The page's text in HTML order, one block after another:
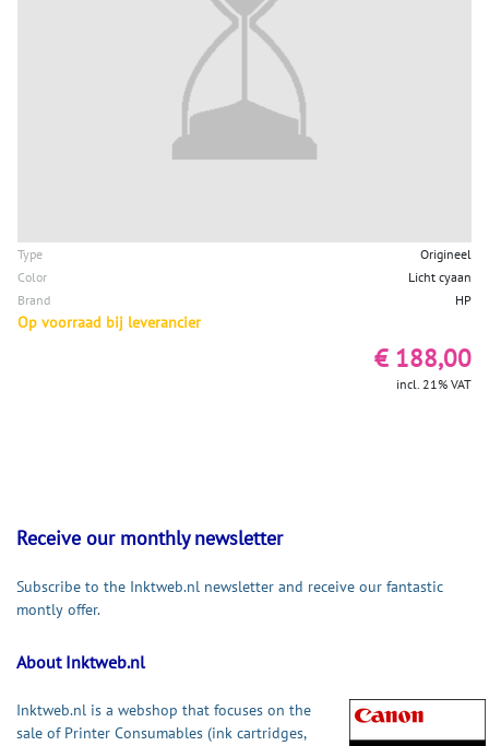
Type
Origineel
Color
Licht cyaan
Brand
HP
Op voorraad bij leverancier
€ 188,00
incl. 21% VAT
Receive our monthly newsletter
Subscribe to the Inktweb.nl newsletter and receive our fantastic
montly offer.
About Inktweb.nl
Inktweb.nl is a webshop that focuses on the
sale of Printer Consumables (ink cartridges,